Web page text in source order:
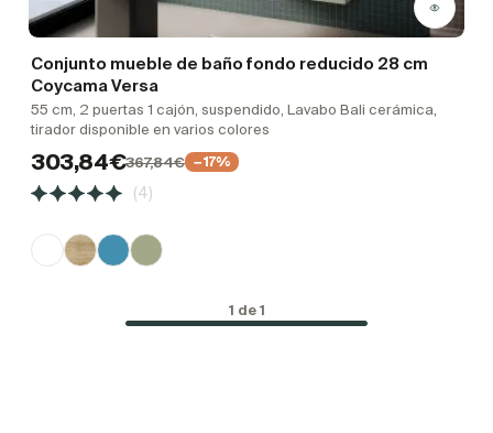
Conjunto mueble de baño fondo reducido 28 cm
Coycama Versa
55 cm, 2 puertas 1 cajón, suspendido, Lavabo Bali cerámica,
tirador disponible en varios colores
303,84€367,84€ −17%
(4)
1 de 1